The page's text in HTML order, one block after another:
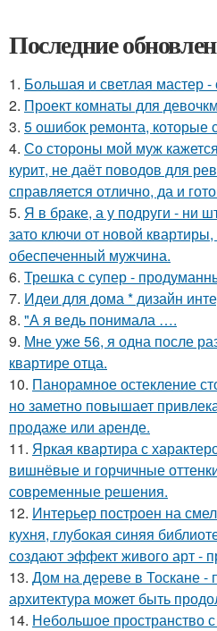
Последние
1. Большая и светлая мастер -
2. Проект комнаты для
3. 5 ошибок ремонта, которые
4. Со стороны мой муж
курит, не даёт поводов для
справляется отлично, да и
5. Я в браке, а у подруги - ни
зато ключи от новой
обеспеченный мужчина.
6. Трешка с супер -
7. Идеи для дома * дизайн
8. "А я ведь понимала ….
9. Мне уже 56, я одна после
квартире отца.
10. Панорамное остекление
но заметно повышает
продаже или аренде.
11. Яркая квартира с
вишнёвые и горчичные
современные решения.
12. Интерьер построен на
кухня, глубокая синяя
создают эффект живого арт -
13. Дом на дереве в Тоскане -
архитектура может быть
14. Небольшое пространство